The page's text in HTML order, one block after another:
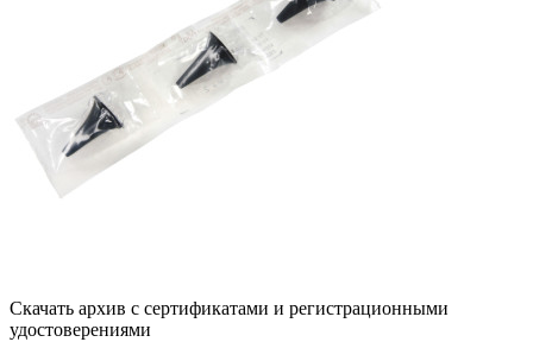
Скачать архив с сертификатами и регистрационными
удостоверениями